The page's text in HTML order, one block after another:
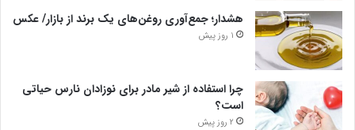
هشدار؛ جمع‌آوری روغن‌های یک برند از بازار/ عکس
1 روز پیش
چرا استفاده از شیر مادر برای نوزادان نارس حیاتی
است؟
2 روز پیش